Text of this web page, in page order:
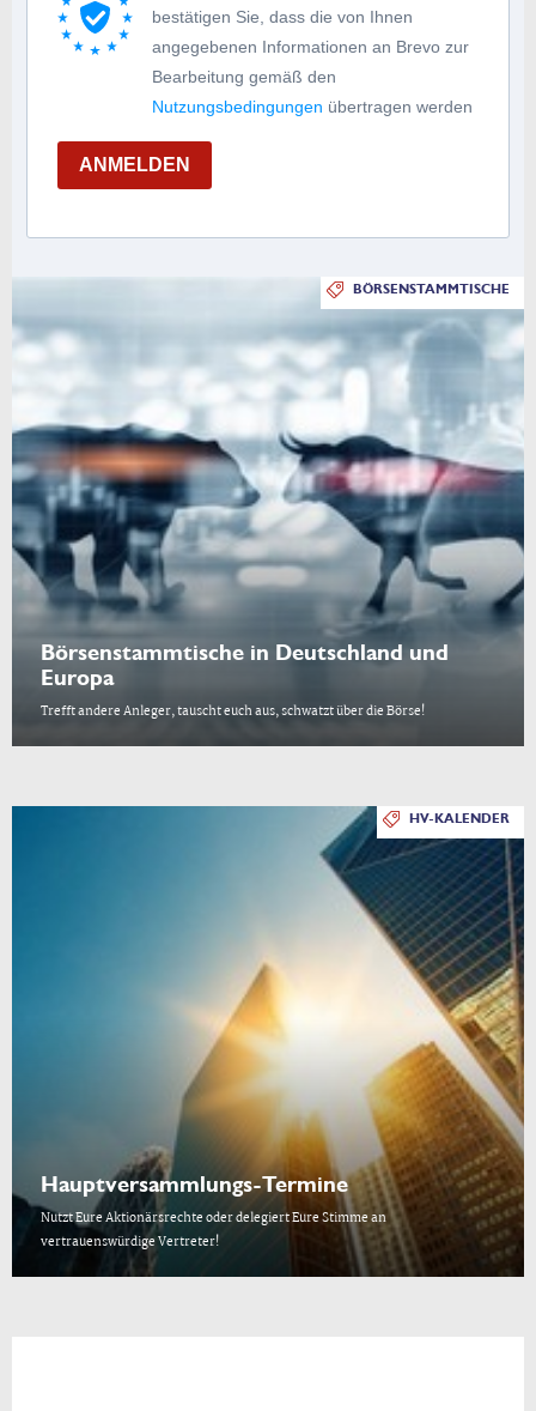
bestätigen Sie, dass die von Ihnen
angegebenen Informationen an Brevo zur
Bearbeitung gemäß den
Nutzungsbedingungen übertragen werden
ANMELDEN
BÖRSENSTAMMTISCHE
Börsenstammtische in Deutschland und
Europa
Trefft andere Anleger, tauscht euch aus, schwatzt über die Börse!
HV-KALENDER
Hauptversammlungs-Termine
Nutzt Eure Aktionärsrechte oder delegiert Eure Stimme an
vertrauenswürdige Vertreter!